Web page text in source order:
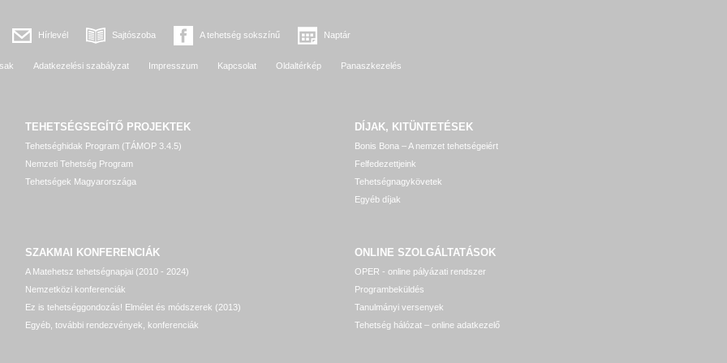
Hírlevél Sajtószoba A tehetség sokszínű Naptár
Adatkezelési szabályzat Impresszum Kapcsolat Oldaltérkép Panaszkezelés
TEHETSÉGSEGÍTŐ PROJEKTEK
Tehetséghidak Program (TÁMOP 3.4.5)
Nemzeti Tehetség Program
Tehetségek Magyarországa
DÍJAK, KITÜNTETÉSEK
Bonis Bona – A nemzet tehetségeiért
Felfedezettjeink
Tehetségnagykövetek
Egyéb díjak
SZAKMAI KONFERENCIÁK
A Matehetsz tehetségnapjai (2010 - 2024)
Nemzetközi konferenciák
Ez is tehetséggondozás! Elmélet és módszerek (2013)
Egyéb, további rendezvények, konferenciák
ONLINE SZOLGÁLTATÁSOK
OPER - online pályázati rendszer
Programbeküldés
Tanulmányi versenyek
Tehetség hálózat – online adatkezelő